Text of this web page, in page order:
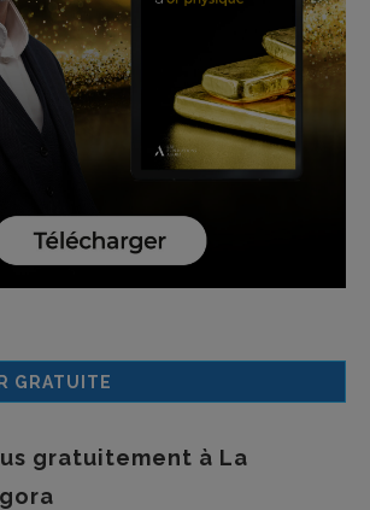
GRATUITE
gratuitement à La